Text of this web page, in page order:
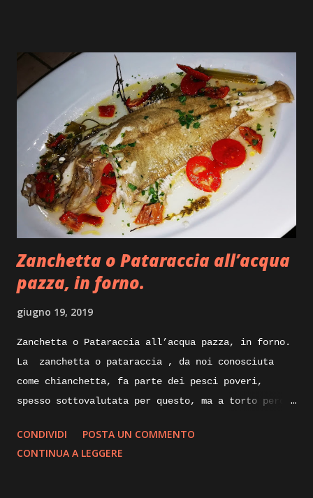
annienti o quasi tutte le proprietà ed il gusto
della carne, parliamo infatti della cottura a
bassa temperatura, ma vi spigherò tutto nella
descrizione passo passo della ricetta, intanto vi
elenco gli ingredienti e andremo subito ad
iniziare. Ingredienti: Carrè di agnello, diciamo
tre costolette a porzione, olio evo pepe e sale,
Salvia, succo di melagrana, zucchero di canna
integrale, burro, olio evo, gherigli di noci.
Execution: Ricetta facile per il carrè di agnello
che ci apprestiamo a preparare, dice...
Zanchetta o Pataraccia all’acqua
pazza, in forno.
giugno 19, 2019
Zanchetta o Pataraccia all’acqua pazza, in forno.
La zanchetta o pataraccia , da noi conosciuta
come chianchetta, fa parte dei pesci poveri,
spesso sottovalutata per questo, ma a torto perche
grassi. Nelle sue taglie piccole e utilizzata
fritta, ma nelle taglie degli esemplari maturi
CONDIVIDI
POSTA UN COMMENTO
CONTINUA A LEGGERE